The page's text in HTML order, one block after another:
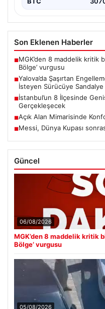
Son Eklenen Haberler
■MGK’den 8 maddelik kritik
Bölge’ vurgusu
■Yalova’da Şaşırtan
İsteyen Sürücüye
■İstanbul’un 8 İlçesinde
Gerçekleşecek
■Açık Alan Mimarisinde
■Messi, Dünya Kupası
Güncel
06/08/2026
MGK’den 8 maddelik kritik
Bölge’ vurgusu
05/08/2026